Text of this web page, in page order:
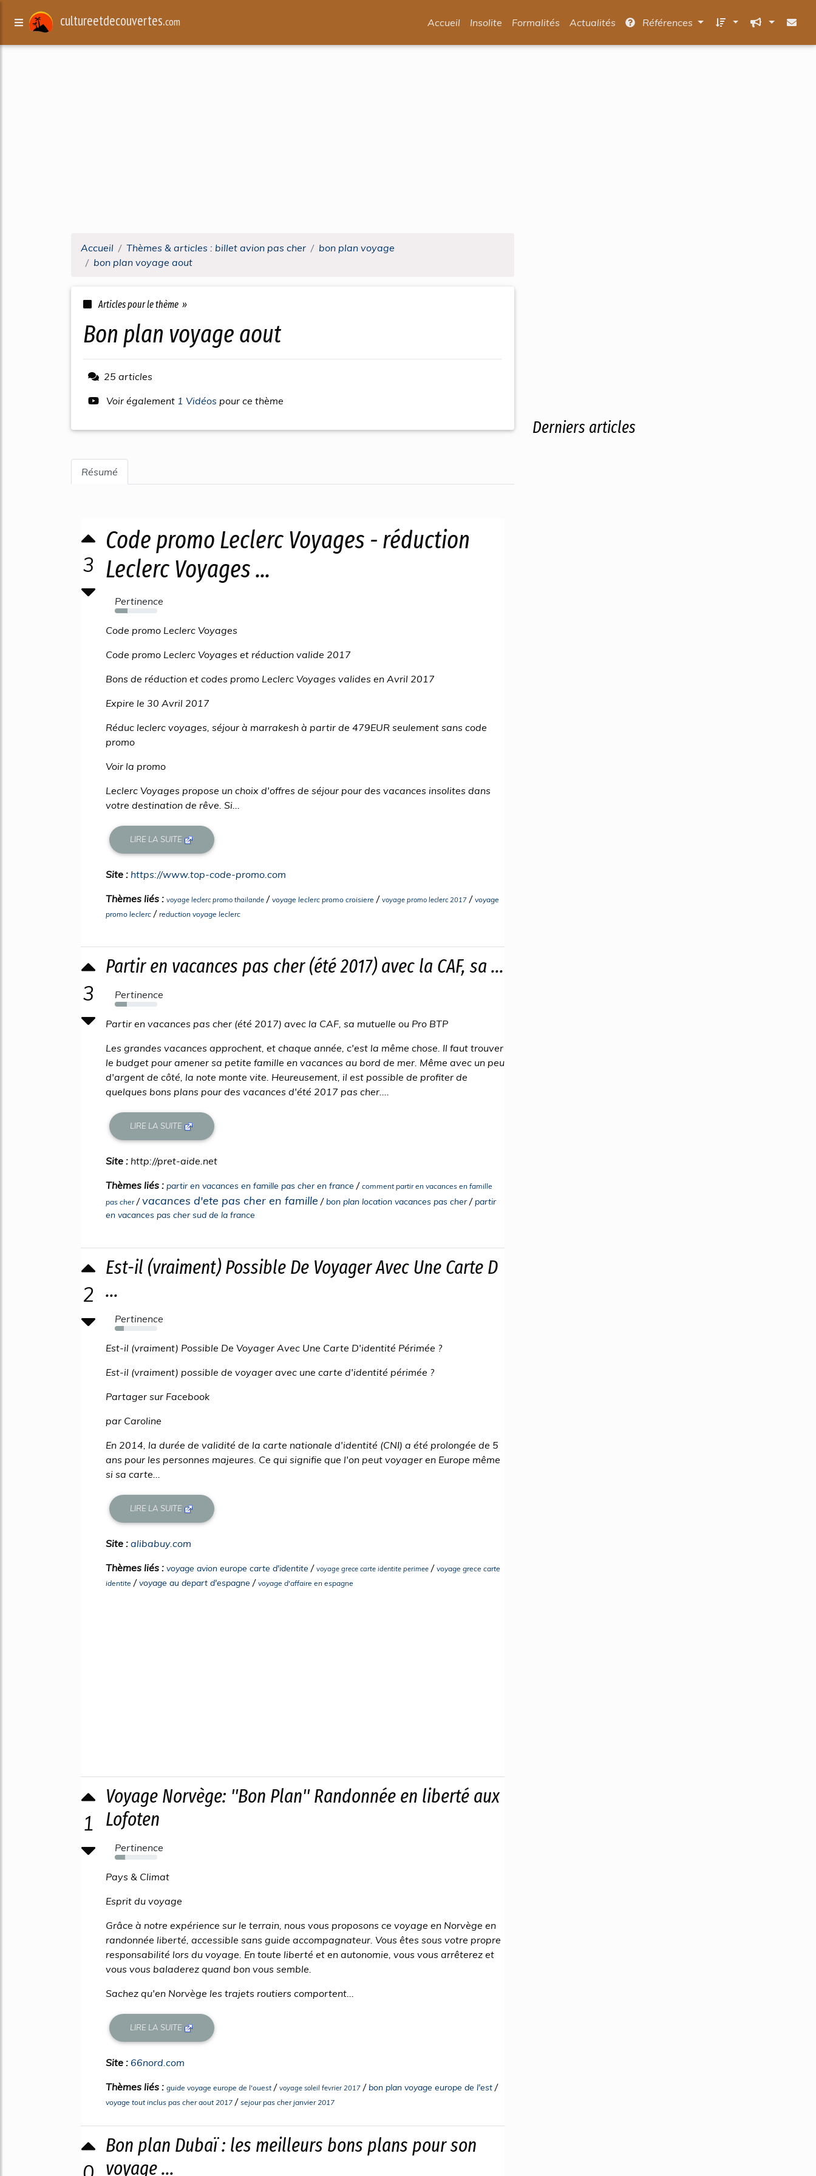
cultureetdecouvertes.com Accueil Insolite Formalités Actualités Références
Accueil Thèmes & articles : billet avion pas cher
bon plan voyage
bon plan voyage aout
Articles pour le thème »
bon plan voyage aout
25 articles
Voir également 1 Vidéos pour ce thème
Résumé
3
Code promo Leclerc Voyages - réduction
Leclerc Voyages ...
Pertinence
30%
Code promo Leclerc Voyages
Code promo Leclerc Voyages et réduction valide 2017
Bons de réduction et codes promo Leclerc Voyages valides en Avril 2017
Expire le 30 Avril 2017
Réduc leclerc voyages, séjour à marrakesh à partir de 479EUR seulement sans code
promo
Voir la promo
Leclerc Voyages propose un choix d'offres de séjour pour des vacances insolites dans
votre destination de rêve. Si...
LIRE LA SUITE
Site : https://www.top-code-promo.com
Thèmes liés : voyage leclerc promo thailande / voyage leclerc promo croisiere / voyage promo leclerc 2017 / voyage
promo leclerc / reduction voyage leclerc
3
Partir en vacances pas cher (été 2017) avec la CAF, sa ...
Pertinence
28%
Partir en vacances pas cher (été 2017) avec la CAF, sa mutuelle ou Pro BTP
Les grandes vacances approchent, et chaque année, c'est la même chose. Il faut trouver
le budget pour amener sa petite famille en vacances au bord de mer. Même avec un peu
d'argent de côté, la note monte vite. Heureusement, il est possible de profiter de
quelques bons plans pour des vacances d'été 2017 pas cher....
LIRE LA SUITE
Site : http://pret-aide.net
Thèmes liés : partir en vacances en famille pas cher en france / comment partir en vacances en famille
pas cher/vacances d'ete pas cher en famille /bon plan location vacances pas cher/partir
en vacances pas cher sud de la france
2
Est-il (vraiment) Possible De Voyager Avec Une Carte D
...
Pertinence
21%
Est-il (vraiment) Possible De Voyager Avec Une Carte D'identité Périmée ?
Est-il (vraiment) possible de voyager avec une carte d'identité périmée ?
Partager sur Facebook
par Caroline
En 2014, la durée de validité de la carte nationale d'identité (CNI) a été prolongée de 5
ans pour les personnes majeures. Ce qui signifie que l'on peut voyager en Europe même
si sa carte...
LIRE LA SUITE
Site : alibabuy.com
Thèmes liés : voyage avion europe carte d'identite / voyage grece carte identite perimee / voyage grece carte
identite /voyage au depart d'espagne / voyage d'affaire en espagne
1
Voyage Norvège: ''Bon Plan'' Randonnée en liberté aux
Lofoten
Pertinence
24%
Pays & Climat
Esprit du voyage
Grâce à notre expérience sur le terrain, nous vous proposons ce voyage en Norvège en
randonnée liberté, accessible sans guide accompagnateur. Vous êtes sous votre propre
responsabilité lors du voyage. En toute liberté et en autonomie, vous vous arrêterez et
vous vous baladerez quand bon vous semble.
Sachez qu'en Norvège les trajets routiers comportent...
LIRE LA SUITE
Site : 66nord.com
Thèmes liés : guide voyage europe de l'ouest/ voyage soleil fevrier 2017 / bon plan voyage europe de l'est /
voyage tout inclus pas cher aout 2017 / sejour pas cher janvier 2017
Bon plan Dubaï : les meilleurs bons plans pour son
voyage ...
Derniers articles